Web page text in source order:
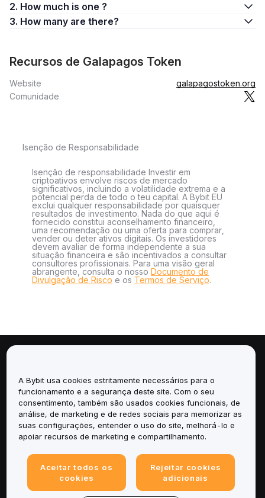
2. How much is one ?
3. How many are there?
Recursos de Galapagos Token
Website
galapagostoken.org
Comunidade
Isenção de Responsabilidade
Isenção de responsabilidade Investir em
criptoativos envolve riscos de mercado
significativos, incluindo a volatilidade extrema e a
potencial perda de todo o teu capital. A Bybit EU
exclui qualquer responsabilidade por quaisquer
resultados de investimento. Nada do que aqui é
fornecido constitui aconselhamento financeiro,
uma recomendação ou uma oferta para comprar,
vender ou deter ativos digitais. Os investidores
devem avaliar de forma independente a sua
situação financeira e são incentivados a consultar
consultores profissionais. Para uma visão geral
abrangente, consulta o nosso Documento de
Divulgação de Risco e os Termos de Serviço.
Serviços
Suporte
A Bybit usa cookies estritamente necessários para o
funcionamento e a segurança deste site. Com o seu
consentimento, também são usados cookies funcionais, de
análise, de marketing e de redes sociais para memorizar as
suas configurações, entender o uso do site, melhorá-lo e
apoiar recursos de marketing e compartilhamento.
Aceitar todos os
cookies
Rejeitar cookies
adicionais